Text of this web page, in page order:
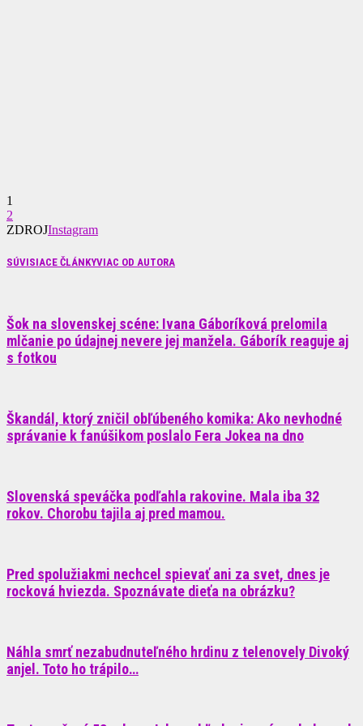
1
2
ZDROJInstagram
SÚVISIACE ČLÁNKYVIAC OD AUTORA
Šok na slovenskej scéne: Ivana Gáboríková prelomila
mlčanie po údajnej nevere jej manžela. Gáborík reaguje aj
s fotkou
Škandál, ktorý zničil obľúbeného komika: Ako nevhodné
správanie k fanúšikom poslalo Fera Jokea na dno
Slovenská speváčka podľahla rakovine. Mala iba 32
rokov. Chorobu tajila aj pred mamou.
Pred spolužiakmi nechcel spievať ani za svet, dnes je
rocková hviezda. Spoznávate dieťa na obrázku?
Náhla smrť nezabudnuteľného hrdinu z telenovely Divoký
anjel. Toto ho trápilo…